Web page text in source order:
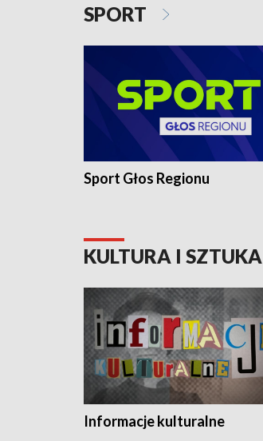
SPORT
Sport Głos Regionu
KULTURA I SZTUKA
Informacje kulturalne